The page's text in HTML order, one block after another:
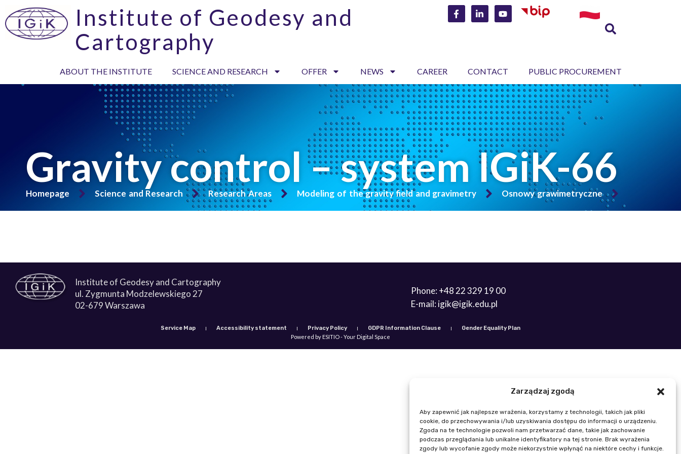
Zarządzaj zgodą
Aby zapewnić jak najlepsze wrażenia, korzystamy z technologii, takich jak pliki
cookie, do przechowywania i/lub uzyskiwania dostępu do informacji o urządzeniu.
Zgoda na te technologie pozwoli nam przetwarzać dane, takie jak zachowanie
podczas przeglądania lub unikalne identyfikatory na tej stronie. Brak wyrażenia
zgody lub wycofanie zgody może niekorzystnie wpłynąć na niektóre cechy i funkcje.
Institute of Geodesy and
Cartography
ABOUT THE INSTITUTE SCIENCE AND RESEARCH OFFER NEWS CAREER CONTACT PUBLIC PROCUREMENT
Gravity control – system IGiK-66
Homepage Science and Research Research Areas Modeling of the gravity field and gravimetry Osnowy grawimetryczne
Institute of Geodesy and Cartography
ul. Zygmunta Modzelewskiego 27
02-679 Warszawa
Phone: +48 22 329 19 00
E-mail: igik@igik.edu.pl
Service Map Accessibility statement Privacy Policy GDPR Information Clause
Gender Equality Plan
Powered by ESITIO - Your Digital Space